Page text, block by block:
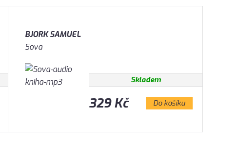
BJORK SAMUEL
Sova
Skladem
329 Kč Do košíku